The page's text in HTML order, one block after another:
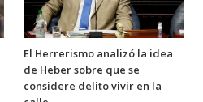
El Herrerismo analizó la idea
de Heber sobre que se
considere delito vivir en la